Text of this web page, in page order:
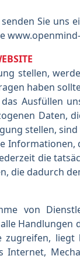
Sie
stellen,
haben
Ausfüllen
Daten,
stellen,
die
die dadurch
von